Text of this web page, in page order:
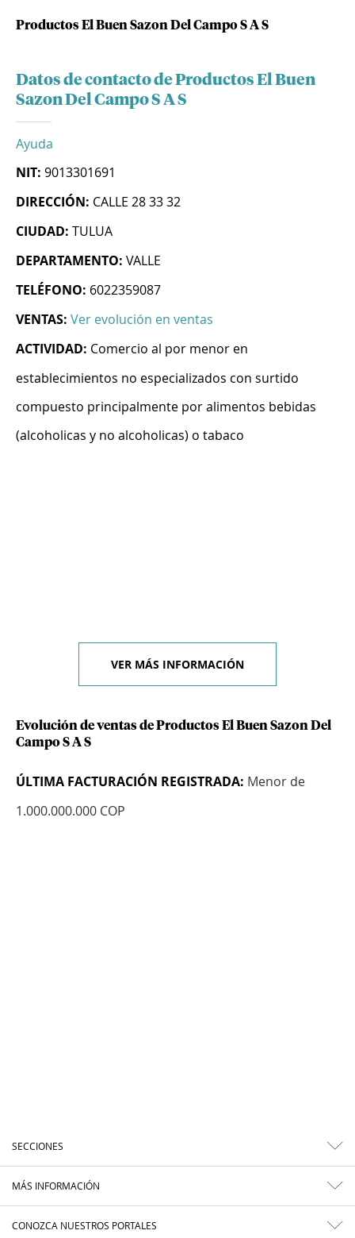
Productos El Buen Sazon Del Campo S A S
Datos de contacto de Productos El Buen
Sazon Del Campo S A S
Ayuda
NIT: 9013301691
DIRECCIÓN: CALLE 28 33 32
CIUDAD: TULUA
DEPARTAMENTO: VALLE
TELÉFONO: 6022359087
VENTAS: Ver evolución en ventas
ACTIVIDAD: Comercio al por menor en
establecimientos no especializados con surtido
compuesto principalmente por alimentos bebidas
(alcoholicas y no alcoholicas) o tabaco
VER MÁS INFORMACIÓN
Evolución de ventas de Productos El Buen Sazon Del
Campo S A S
ÚLTIMA FACTURACIÓN REGISTRADA: Menor de
1.000.000.000 COP
SECCIONES
MÁS INFORMACIÓN
CONOZCA NUESTROS PORTALES